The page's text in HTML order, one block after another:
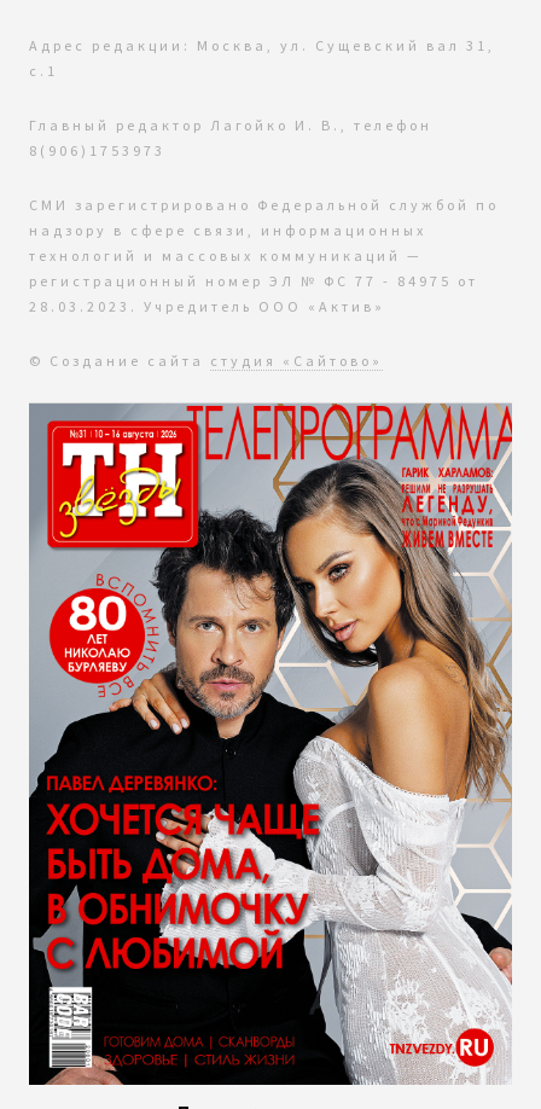
Адрес редакции: Москва, ул. Сущевский вал 31,
с.1
Главный редактор Лагойко И. В., телефон
8(906)1753973
СМИ зарегистрировано Федеральной службой по
надзору в сфере связи, информационных
технологий и массовых коммуникаций —
регистрационный номер ЭЛ № ФС 77 - 84975 от
28.03.2023. Учредитель ООО «Актив»
© Создание сайта студия «Сайтово»